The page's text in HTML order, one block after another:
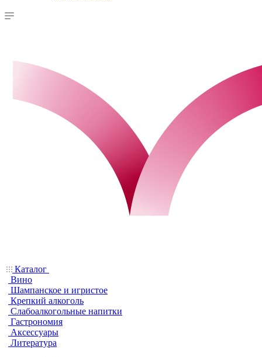
Каталог
Вино
Шампанское и игристое
Крепкий алкоголь
Слабоалкогольные напитки
Гастрономия
Аксессуары
Литература